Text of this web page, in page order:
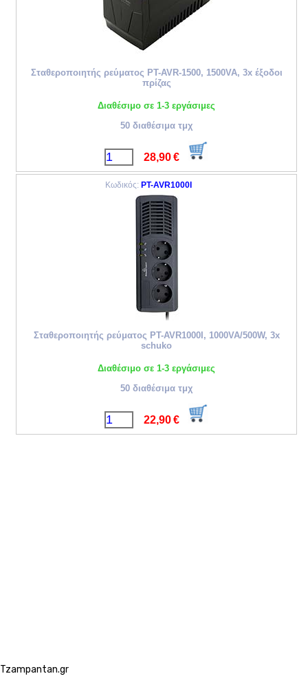
Σταθεροποιητής ρεύματος PT-AVR-1500, 1500VA, 3x έξοδοι
πρίζας
Διαθέσιμο σε 1-3 εργάσιμες
50 διαθέσιμα τμχ
28,90€
Κωδικός: PT-AVR1000I
Σταθεροποιητής ρεύματος PT-AVR1000I, 1000VA/500W, 3x
schuko
Διαθέσιμο σε 1-3 εργάσιμες
50 διαθέσιμα τμχ
22,90€
Tzampantan.gr